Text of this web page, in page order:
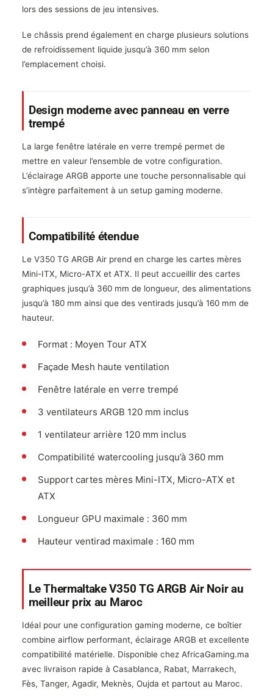
lors des sessions de jeu intensives.
Le châssis prend également en charge plusieurs solutions
de refroidissement liquide jusqu’à 360 mm selon
l’emplacement choisi.
Design moderne avec panneau en verre
trempé
La large fenêtre latérale en verre trempé permet de
mettre en valeur l’ensemble de votre configuration.
L’éclairage ARGB apporte une touche personnalisable qui
s’intègre parfaitement à un setup gaming moderne.
Compatibilité étendue
Le V350 TG ARGB Air prend en charge les cartes mères
Mini-ITX, Micro-ATX et ATX. Il peut accueillir des cartes
graphiques jusqu’à 360 mm de longueur, des alimentations
jusqu’à 180 mm ainsi que des ventirads jusqu’à 160 mm de
hauteur.
Format : Moyen Tour ATX
Façade Mesh haute ventilation
Fenêtre latérale en verre trempé
3 ventilateurs ARGB 120 mm inclus
1 ventilateur arrière 120 mm inclus
Compatibilité watercooling jusqu’à 360 mm
Support cartes mères Mini-ITX, Micro-ATX et
ATX
Longueur GPU maximale : 360 mm
Hauteur ventirad maximale : 160 mm
Le Thermaltake V350 TG ARGB Air Noir au
meilleur prix au Maroc
Idéal pour une configuration gaming moderne, ce boîtier
combine airflow performant, éclairage ARGB et excellente
compatibilité matérielle. Disponible chez AfricaGaming.ma
avec livraison rapide à Casablanca, Rabat, Marrakech,
Fès, Tanger, Agadir, Meknès, Oujda et partout au Maroc.